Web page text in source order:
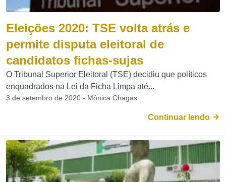
Eleições 2020: TSE volta atrás e
permite disputa eleitoral de
candidatos fichas-sujas
O Tribunal Superior Eleitoral (TSE) decidiu que políticos
enquadrados na Lei da Ficha Limpa até...
3 de setembro de 2020 - Mônica Chagas
Continuar lendo